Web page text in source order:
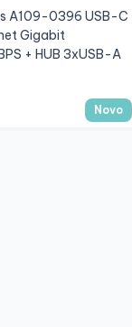
A109-0396 USB-C
Gigabit
+ HUB 3xUSB-A
Novo